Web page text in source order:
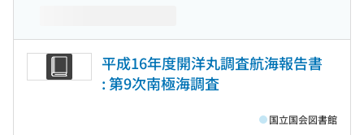
平成16年度開洋丸調査航海報告書
: 第9次南極海調査
国立国会図書館